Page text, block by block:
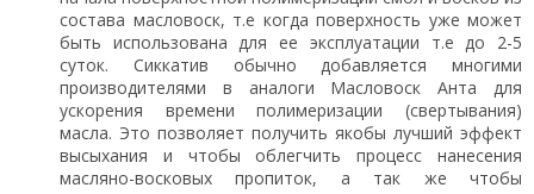
состава масловоск, т.е когда поверхность уже может
быть использована для ее эксплуатации т.е до 2-5
суток. Сиккатив обычно добавляется многими
производителями в аналоги Масловоск Анта для
ускорения времени полимеризации (свертывания)
масла. Это позволяет получить якобы лучший эффект
высыхания и чтобы облегчить процесс нанесения
масляно-восковых пропиток, а так же чтобы